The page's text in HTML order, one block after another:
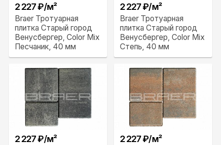
2 227 ₽/м²
Braer Тротуарная
плитка Старый город
Венусбергер, Color Mix
Песчаник, 40 мм
2 227 ₽/м²
Braer Тротуарная
плитка Старый город
Венусбергер, Color Mix
Степь, 40 мм
2 227 ₽/м² 2 227 ₽/м²